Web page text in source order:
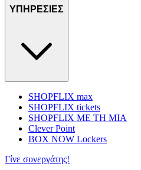
ΥΠΗΡΕΣΙΕΣ
SHOPFLIX max
SHOPFLIX tickets
SHOPFLIX ΜΕ ΤΗ ΜΙΑ
Clever Point
BOX NOW Lockers
Γίνε συνεργάτης!